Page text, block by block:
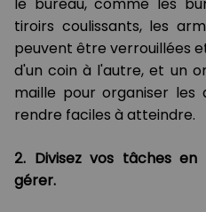
tiroirs coulissants, les
peuvent être verrouillées
d'un coin à l'autre, et un
maille pour organiser
rendre faciles à atteindre.
2. Divisez vos tâches
gérer.